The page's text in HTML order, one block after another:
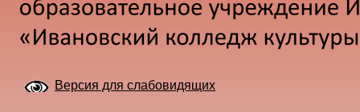
Версия для слабовидящих